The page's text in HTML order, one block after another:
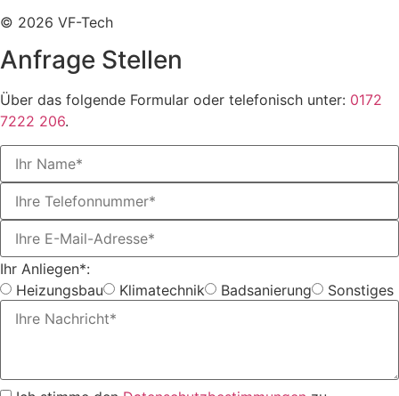
© 2026 VF-Tech
Anfrage Stellen
Über das folgende Formular oder telefonisch unter: 0172
7222 206.
Ihr Anliegen*:
Heizungsbau
Klimatechnik Badsanierung Sonstiges